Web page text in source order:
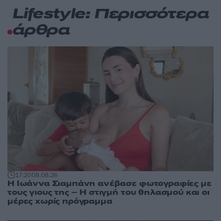
Lifestyle: Περισσότερα
άρθρα
17:2008.08.26
H Ιωάννα Σιαμπάνη ανέβασε φωτογραφίες με
τους γιους της – Η στιγμή του θηλασμού και οι
μέρες χωρίς πρόγραμμα